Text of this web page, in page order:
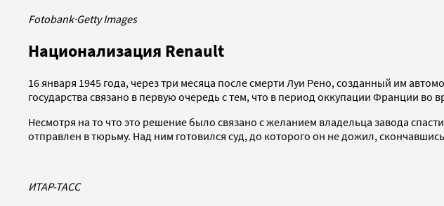
Fotobank·Getty Images
Национализация Renault
16 января 1945 года, через три месяца после смерти Луи Рено, созданный им
государства связано в первую очередь с тем, что в период оккупации Франции
Несмотря на то что это решение было связано с желанием владельца завода
отправлен в тюрьму. Над ним готовился суд, до которого он не дожил,
ИТАР-ТАСС